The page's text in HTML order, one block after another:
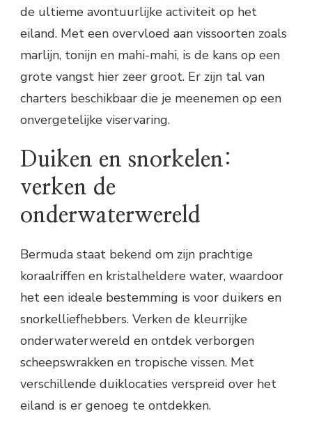
de ultieme avontuurlijke activiteit op het
eiland. Met een overvloed aan vissoorten zoals
marlijn, tonijn en mahi-mahi, is de kans op een
grote vangst hier zeer groot. Er zijn tal van
charters beschikbaar die je meenemen op een
onvergetelijke viservaring.
Duiken en snorkelen:
verken de
onderwaterwereld
Bermuda staat bekend om zijn prachtige
koraalriffen en kristalheldere water, waardoor
het een ideale bestemming is voor duikers en
snorkelliefhebbers. Verken de kleurrijke
onderwaterwereld en ontdek verborgen
scheepswrakken en tropische vissen. Met
verschillende duiklocaties verspreid over het
eiland is er genoeg te ontdekken.